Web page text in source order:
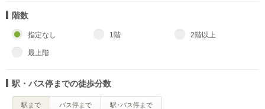
階数
指定なし 1階 2階以上
最上階
駅・バス停までの徒歩分数
駅まで バス停まで 駅･バス停まで